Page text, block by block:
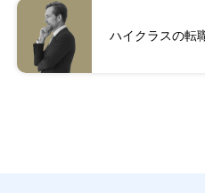
ハイクラスの転